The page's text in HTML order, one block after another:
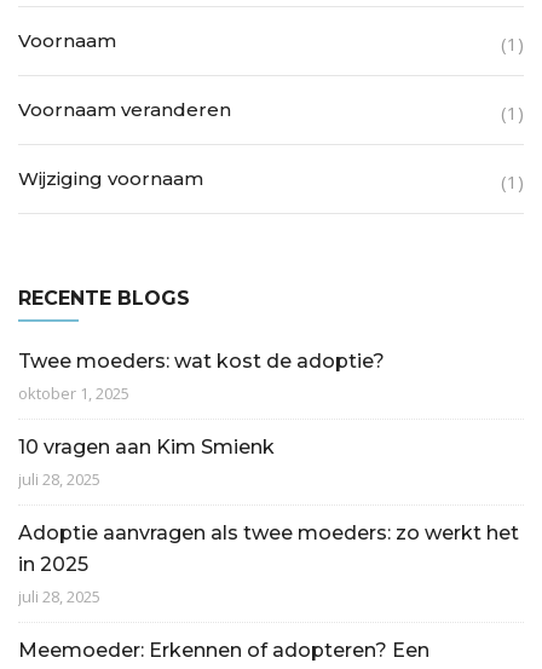
Voornaam (1)
Voornaam veranderen (1)
Wijziging voornaam (1)
RECENTE BLOGS
Twee moeders: wat kost de adoptie?
oktober 1, 2025
10 vragen aan Kim Smienk
juli 28, 2025
Adoptie aanvragen als twee moeders: zo werkt het
in 2025
juli 28, 2025
Meemoeder: Erkennen of adopteren? Een